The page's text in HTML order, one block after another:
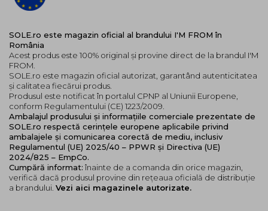
SOLE.ro este magazin oficial al brandului I'M FROM în
România
Acest produs este 100% original și provine direct de la brandul I'M
FROM.
SOLE.ro este magazin oficial autorizat, garantând autenticitatea
și calitatea fiecărui produs.
Produsul este notificat în portalul CPNP al Uniunii Europene,
conform Regulamentului (CE) 1223/2009.
Ambalajul produsului și informațiile comerciale prezentate de
SOLE.ro respectă cerințele europene aplicabile privind
ambalajele și comunicarea corectă de mediu, inclusiv
Regulamentul (UE) 2025/40 – PPWR și Directiva (UE)
2024/825 – EmpCo.
Cumpără informat: înainte de a comanda din orice magazin,
verifică dacă produsul provine din rețeaua oficială de distribuție
a brandului. Vezi aici magazinele autorizate.